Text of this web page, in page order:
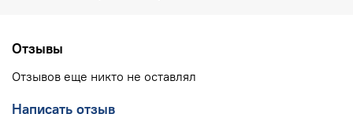
Отзывы
Отзывов еще никто не оставлял
Написать отзыв